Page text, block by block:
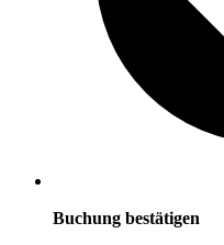
Buchung bestätigen